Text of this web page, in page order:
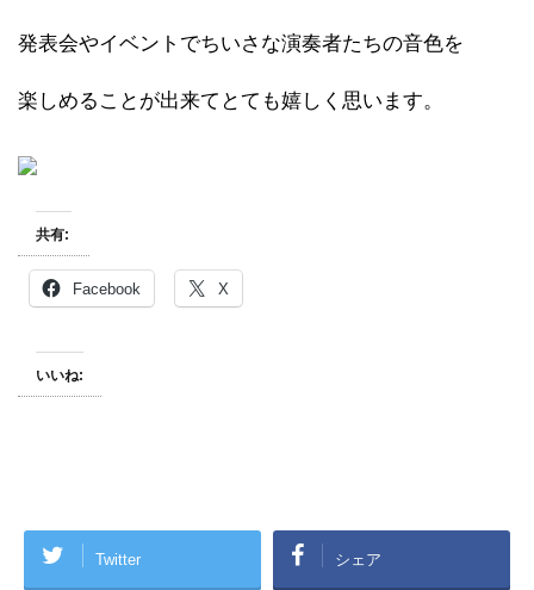
発表会やイベントでちいさな演奏者たちの音色を
楽しめることが出来てとても嬉しく思います。
共有:
Facebook X
いいね:
Twitter シェア